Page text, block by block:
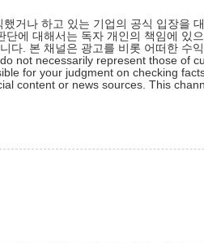
거나 하고 있는 기업의 공식 입장을
에 대해서는 독자 개인의 책임에 있
다. 본 채널은 광고를 비롯 어떠한 수
not necessarily represent those of
for your judgment on checking
content or news sources. This